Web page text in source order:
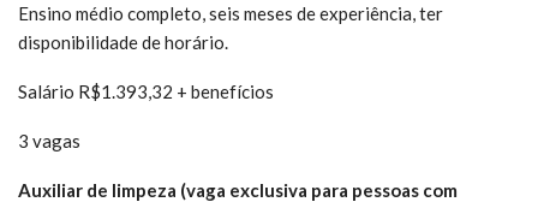
Ensino médio completo, seis meses de experiência, ter
disponibilidade de horário.
Salário R$1.393,32 + benefícios
3 vagas
Auxiliar de limpeza (vaga exclusiva para pessoas com